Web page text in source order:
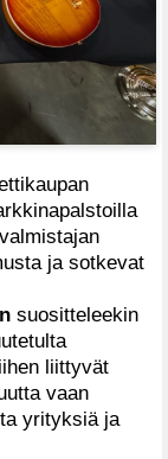
ja sotkevat
suositteleekin
liittyvät
vaan
yrityksiä ja